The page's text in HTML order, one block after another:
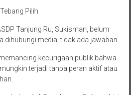
Pilih
Tanjung Ru, Sukisman, belum
dihubungi media, tidak ada jawaban.
kecurigaan publik bahwa
terjadi tanpa peran aktif atau